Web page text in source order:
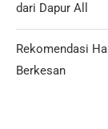
dari Dapur All
Rekomendasi
Berkesan